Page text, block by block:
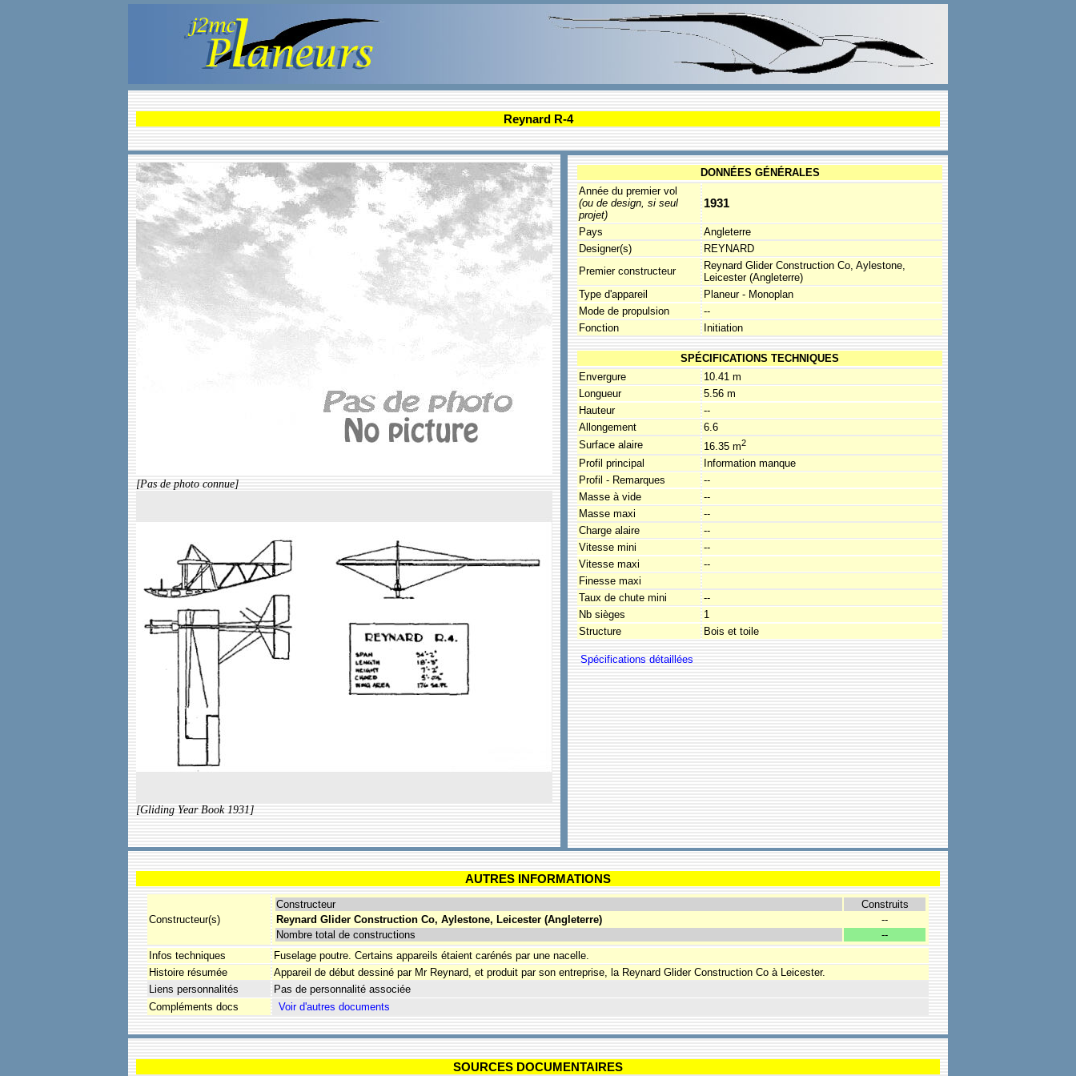
Reynard R-4
DONNÉES GÉNÉRALES
Année du premier vol
(ou de design, si seul
projet)
1931
Pays
Angleterre
Designer(s)
REYNARD
Premier constructeur
Reynard Glider Construction Co, Aylestone,
Leicester (Angleterre)
Type d'appareil
Planeur - Monoplan
Mode de propulsion
--
Fonction
Initiation
SPÉCIFICATIONS TECHNIQUES
Envergure
10.41 m
Longueur
5.56 m
Hauteur
--
Allongement
6.6
Surface alaire
16.35 m2
Profil principal
Information manque
Profil - Remarques
--
Masse à vide
--
Masse maxi
--
Charge alaire
--
Vitesse mini
--
Vitesse maxi
--
Finesse maxi
Taux de chute mini
--
Nb sièges
1
Structure
Bois et toile
[Pas de photo connue]
[Gliding Year Book 1931]
AUTRES INFORMATIONS
Constructeur(s)
Constructeur
Construits
Reynard Glider Construction Co, Aylestone, Leicester (Angleterre)
--
Nombre total de constructions
--
Infos techniques
Fuselage poutre. Certains appareils étaient carénés par une nacelle.
Histoire résumée
Appareil de début dessiné par Mr Reynard, et produit par son entreprise, la Reynard Glider Construction Co à Leicester.
Liens personnalités
Pas de personnalité associée
Compléments docs
SOURCES DOCUMENTAIRES